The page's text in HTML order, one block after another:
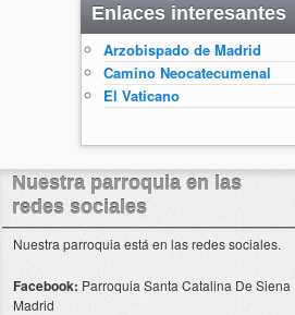
Enlaces interesantes
Arzobispado de Madrid
Camino Neocatecumenal
El Vaticano
Nuestra parroquia en las
redes sociales
Nuestra parroquia está en las redes sociales.
Facebook: Parroquia Santa Catalina De Siena
Madrid